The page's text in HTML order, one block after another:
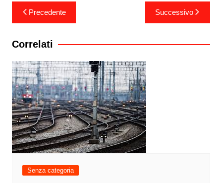
Navigazione
articoli
Precedente Successivo
Correlati
Senza categoria